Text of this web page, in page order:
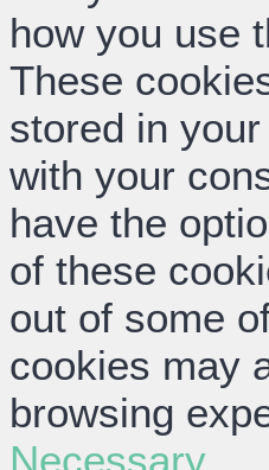
how you use
These
stored in
with your
have the
of these
out of some
cookies may
browsing
Necessary